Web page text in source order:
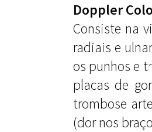
Doppler
Consiste na
radiais e
os punhos e
placas de
trombose
(dor nos